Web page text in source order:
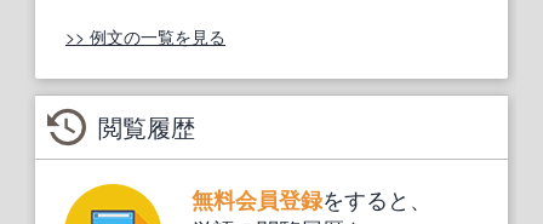
>> 例文の一覧を見る
閲覧履歴
無料会員登録をすると、